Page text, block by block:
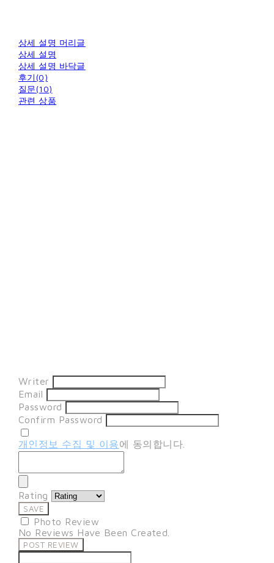
상세 설명 머리글
상세 설명
상세 설명 바닥글
후기(0)
질문(10)
관련 상품
Writer
Email
Password
Confirm Password
개인정보 수집 및 이용에 동의합니다.
Rating
SAVE
Photo Review
No Reviews Have Been Created.
POST REVIEW